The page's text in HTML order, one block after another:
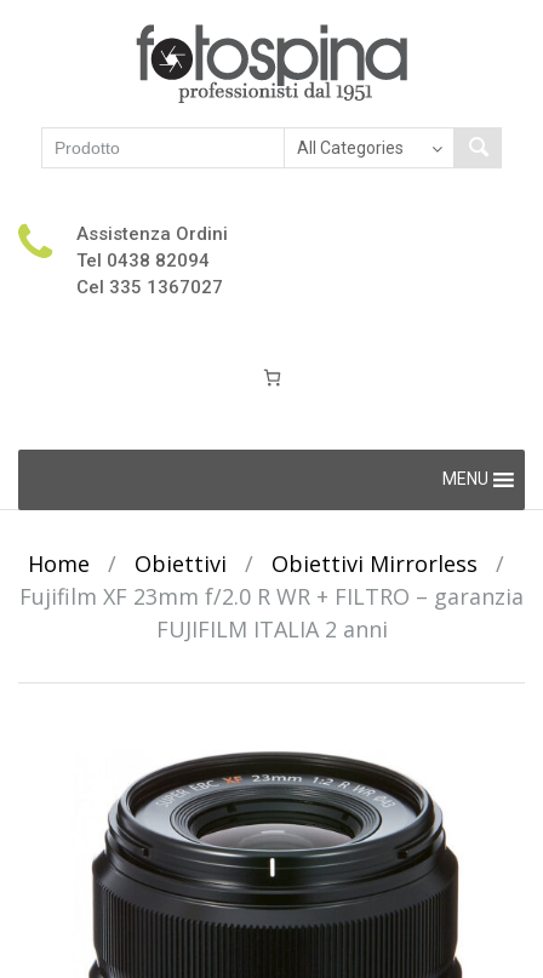
Assistenza Ordini
Tel 0438 82094
Cel 335 1367027
content
MENU
Home / Obiettivi / Obiettivi Mirrorless
/
Fujifilm XF 23mm f/2.0 R WR + FILTRO – garanzia
FUJIFILM ITALIA 2 anni